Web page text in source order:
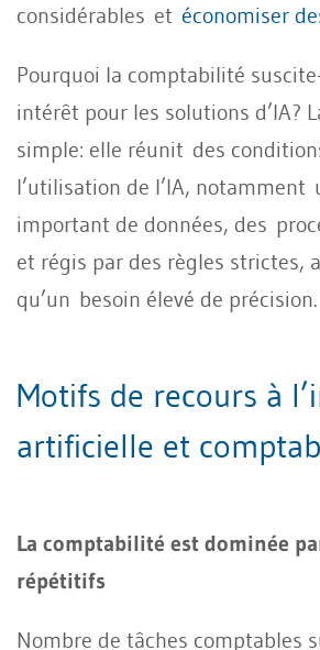
considérables et économiser
Pourquoi la comptabilité
intérêt pour les solutions d’IA?
simple: elle réunit des
l’utilisation de l’IA, notamment
important de données, des
et régis par des règles strictes,
qu’un besoin élevé de précision.
Motifs de recours à
artificielle et
La comptabilité est dominée
répétitifs
Nombre de tâches comptables